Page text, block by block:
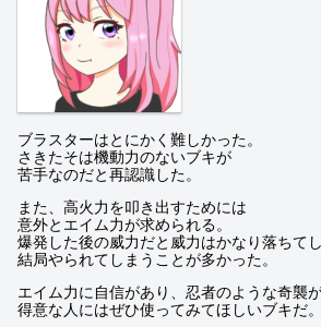
ブラスターはとにかく難しかった。
さきたそは機動力のないブキが
苦手なのだと再認識した。
また、高火力を叩き出すためには
意外とエイム力が求められる。
爆発した後の威力だと威力はかなり落ちてし
結局やられてしまうことが多かった。
エイム力に自信があり、忍者のような奇襲
得意な人にはぜひ使ってみてほしいブキだ。